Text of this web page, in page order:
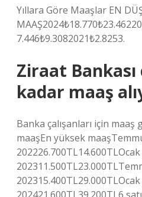
Yıllara Göre Maaşlar EN
7.446₺9.3082021₺2.8253.
Ziraat Bankası
kadar maaş
Banka çalışanları için maaş
maaşEn yüksek
202226.700TL14.600TLOcak
202315.400TL29.000TLOcak